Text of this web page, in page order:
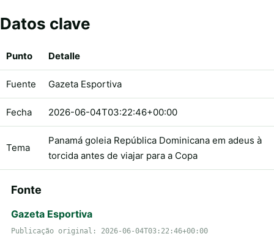
Datos clave
Punto Detalle
Fuente Gazeta Esportiva
Fecha 2026-06-04T03:22:46+00:00
Tema
Panamá goleia República Dominicana em adeus à
torcida antes de viajar para a Copa
Fonte
Gazeta Esportiva
Publicação original: 2026-06-04T03:22:46+00:00